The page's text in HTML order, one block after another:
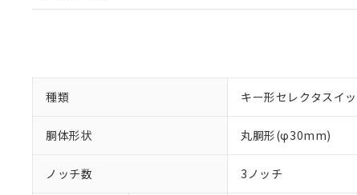
種類 キー形セレクタスイ
胴体形状 丸胴形(φ30mm)
ノッチ数 3ノッチ